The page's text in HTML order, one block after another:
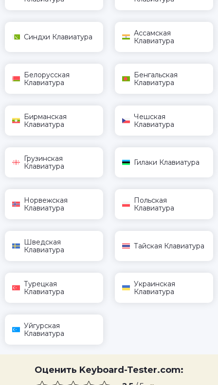
Синдхи Клавиатура
Ассамская
Клавиатура
Белорусская
Клавиатура
Бенгальская
Клавиатура
Бирманская
Клавиатура
Чешская
Клавиатура
Грузинская
Клавиатура
Гилаки Клавиатура
Норвежская
Клавиатура
Польская
Клавиатура
Шведская
Клавиатура
Тайская Клавиатура
Турецкая
Клавиатура
Украинская
Клавиатура
Уйгурская
Клавиатура
Оценить Keyboard-Tester.com: